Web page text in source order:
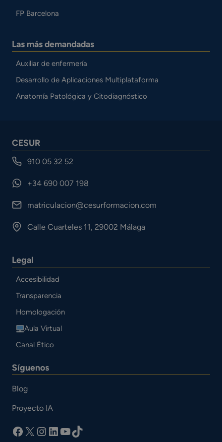
FP Barcelona
Las más demandadas
Auxiliar de enfermería
Desarrollo de Aplicaciones Multiplataforma
Anatomía Patológica y Citodiagnóstico
CESUR
910 05 32 52
+34 690 007 198
matriculacion@cesurformacion.com
Calle Cuarteles 11, 29002 Málaga
Legal
Accesibilidad
Transparencia
Homologación
Aula Virtual
Canal Ético
Síguenos
Blog
Proyecto IA
facebook
X Instagram
LinkedIn
YouTube
TikTok